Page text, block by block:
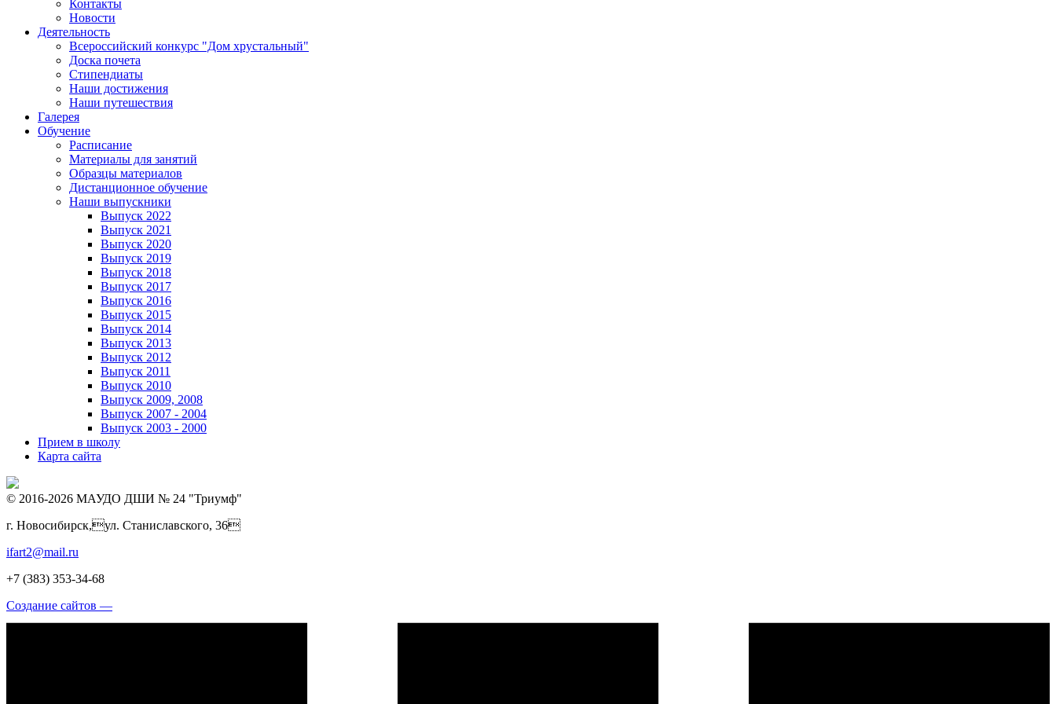
Контакты
Новости
Деятельность
Всероссийский конкурс "Дом хрустальный"
Доска почета
Стипендиаты
Наши достижения
Наши путешествия
Галерея
Обучение
Расписание
Материалы для занятий
Образцы материалов
Дистанционное обучение
Наши выпускники
Выпуск 2022
Выпуск 2021
Выпуск 2020
Выпуск 2019
Выпуск 2018
Выпуск 2017
Выпуск 2016
Выпуск 2015
Выпуск 2014
Выпуск 2013
Выпуск 2012
Выпуск 2011
Выпуск 2010
Выпуск 2009, 2008
Выпуск 2007 - 2004
Выпуск 2003 - 2000
Прием в школу
Карта сайта
© 2016-2026 МАУДО ДШИ № 24 "Триумф"
г. Новосибирск,ул. Станиславского, 36
ifart2@mail.ru
+7 (383) 353-34-68
Создание сайтов —